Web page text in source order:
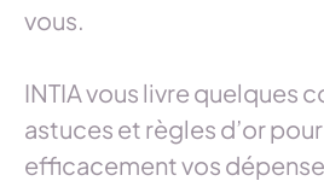
vous.
INTIA vous livre quelques
astuces et règles d’or
efficacement vos